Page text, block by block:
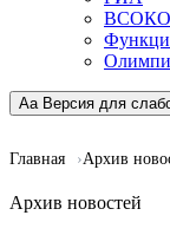
ВСОКО
Aa Версия для
Главная Архив
Архив новостей